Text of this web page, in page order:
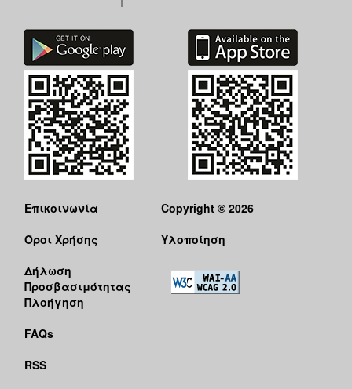
Επικοινωνία
Όροι Χρήσης
Δήλωση
Προσβασιμότητας
Πλοήγηση
FAQs
RSS
Copyright © 2026
Υλοποίηση